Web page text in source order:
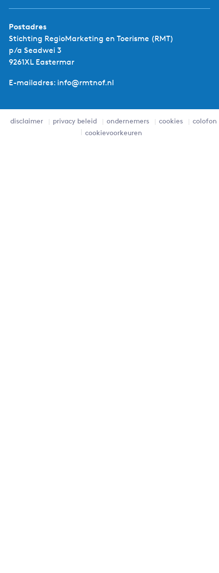
Postadres
Stichting RegioMarketing en Toerisme (RMT)
p/a Seadwei 3
9261XL Eastermar
E-mailadres: info@rmtnof.nl
disclaimer privacy beleid ondernemers cookies
colofon
cookievoorkeuren